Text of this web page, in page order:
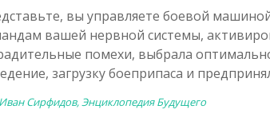
вы управляете боевой
вашей нервной системы,
помехи, выбрала
загрузку боеприпаса и
Иван Сирфидов, Энциклопедия Будущего